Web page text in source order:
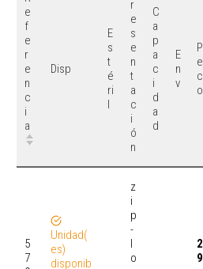
e
f
e
r
e
n
c
i
a
Disp
E
s
t
é
ri
l
r
e
s
e
n
t
a
c
i
ó
n
C
a
p
a
c
i
d
a
d
E
n
v
e
o
5
7
Unidad(
es)
disponib
z
i
p
-
l
o
2
9